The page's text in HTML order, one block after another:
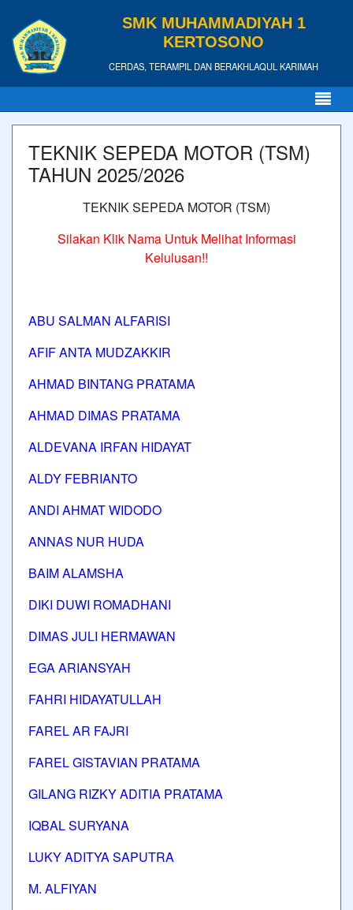
SMK MUHAMMADIYAH 1
KERTOSONO
CERDAS, TERAMPIL DAN BERAKHLAQUL KARIMAH
TEKNIK SEPEDA MOTOR (TSM)
TAHUN 2025/2026
TEKNIK SEPEDA MOTOR (TSM)
Silakan Klik Nama Untuk Melihat Informasi
Kelulusan!!
ABU SALMAN ALFARISI
AFIF ANTA MUDZAKKIR
AHMAD BINTANG PRATAMA
AHMAD DIMAS PRATAMA
ALDEVANA IRFAN HIDAYAT
ALDY FEBRIANTO
ANDI AHMAT WIDODO
ANNAS NUR HUDA
BAIM ALAMSHA
DIKI DUWI ROMADHANI
DIMAS JULI HERMAWAN
EGA ARIANSYAH
FAHRI HIDAYATULLAH
FAREL AR FAJRI
FAREL GISTAVIAN PRATAMA
GILANG RIZKY ADITIA PRATAMA
IQBAL SURYANA
LUKY ADITYA SAPUTRA
M. ALFIYAN